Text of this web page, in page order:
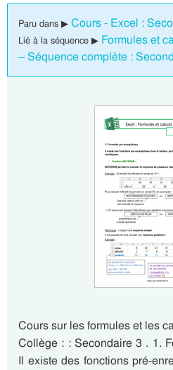
Paru dans ▶ Cours - Excel :
Lié à la séquence ▶ Formules et
– Séquence complète :
Cours sur les formules et les
Collège : : Secondaire 3 . 1.
Il existe des fonctions pré-